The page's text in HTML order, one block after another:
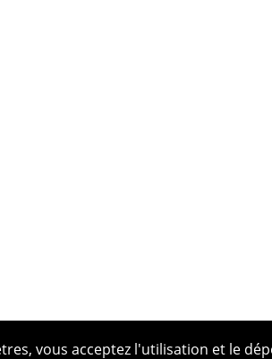
vous acceptez l'utilisation et le